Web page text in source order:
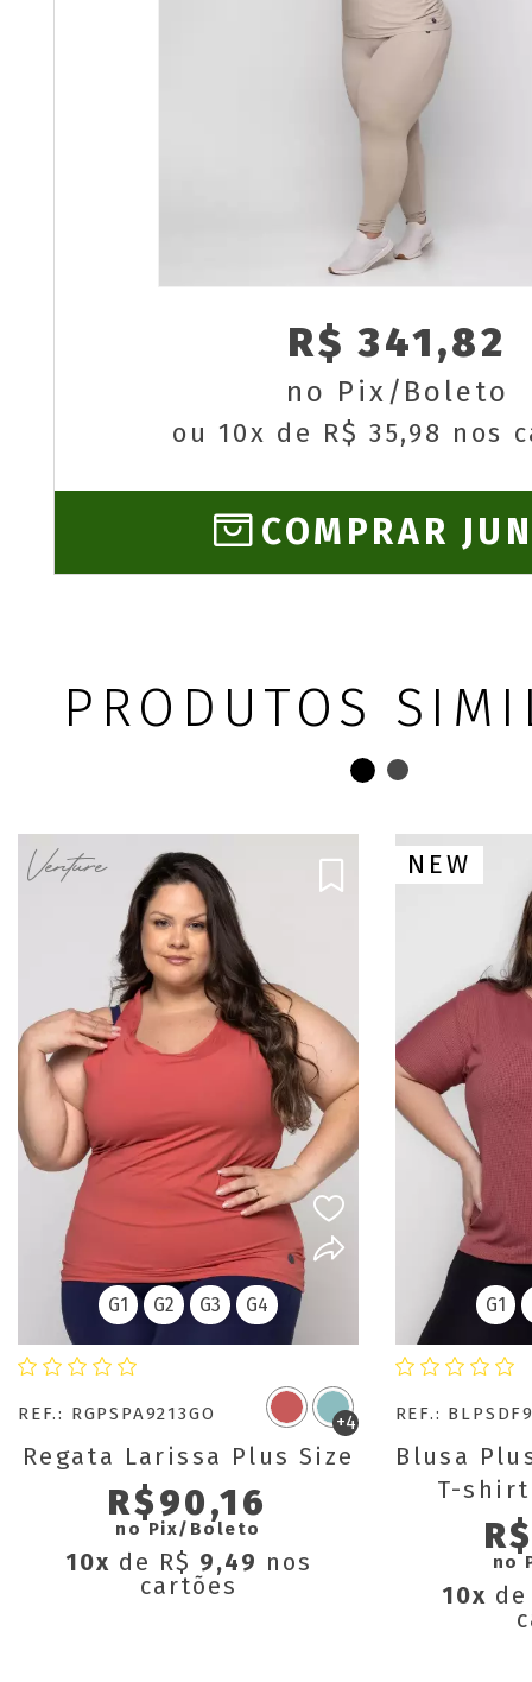
R$ 341,82
no Pix/Boleto
ou 10x de R$ 35,98 nos
COMPRAR
PRODUTOS
REF.: RGPSPA9213GO +4
Regata Larissa Plus Size
R$90,16
no Pix/Boleto
10x de R$ 9,49 nos
cartões
G1 G2 G3 G4
NEW
REF.:
Blusa
T-
no
10x
G1